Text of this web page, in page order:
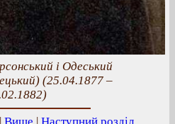
і Одеський
(25.04.1877 –